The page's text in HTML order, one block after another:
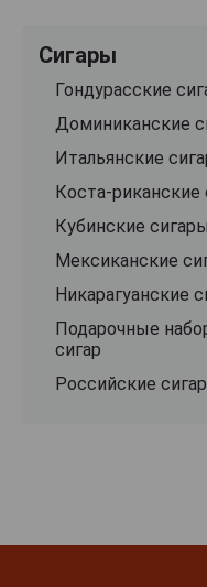
Сигары
Гондурасские
Доминиканские
Итальянские
Коста-риканские
Кубинские сигары
Мексиканские
Никарагуанские
Подарочные
сигар
Российские